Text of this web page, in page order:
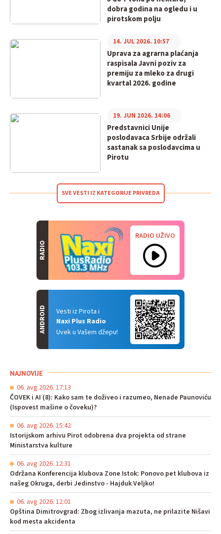
dobra godina na ogledu i u
pirotskom polju
Uprava za agrarna plaćanja
raspisala Javni poziv za
premiju za mleko za drugi
kvartal 2026. godine
14. JUL 2026. 10:57
Predstavnici Unije
poslodavaca Srbije održali
sastanak sa poslodavcima u
Pirotu
19. JUN 2026. 14:06
SVE VESTI IZ KATEGORIJE PRIVREDA
RADIO
RADIO UŽIVO
Vesti iz Pirota i
Naxi Plus Radio
Uvek u Vašem džepu!
ANDROID
NAJNOVIJE
06. avg 2026. 17:13
ČOVEK i AI (8): Kako sam te doživeo i razumeo, Nenade Paunoviću
(Ispovest mašine o čoveku)?
06. avg 2026. 15:42
Istorijskom arhivu Pirot odobrena dva projekta od strane
Ministarstva kulture
06. avg 2026. 12:31
Održana Konferencija klubova Zone Istok: Ponovo pet klubova iz
našeg Okruga, derbi Jedinstvo - Hajduk Veljko!
06. avg 2026. 12:01
Opština Dimitrovgrad: Zbog izlivanja mazuta, ne prilazite Nišavi
kod mesta akcidenta